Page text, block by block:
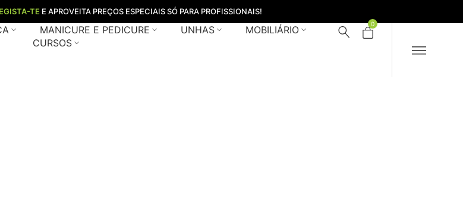
TE E APROVEITA PREÇOS ESPECIAIS SÓ PARA PROFISSIONAIS!
MANICURE E PEDICURE UNHAS
MOBILIÁRIO
CURSOS
0